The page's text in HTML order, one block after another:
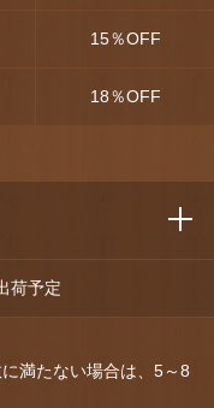
15％OFF
18％OFF
荷予定
満たない場合は、5～8